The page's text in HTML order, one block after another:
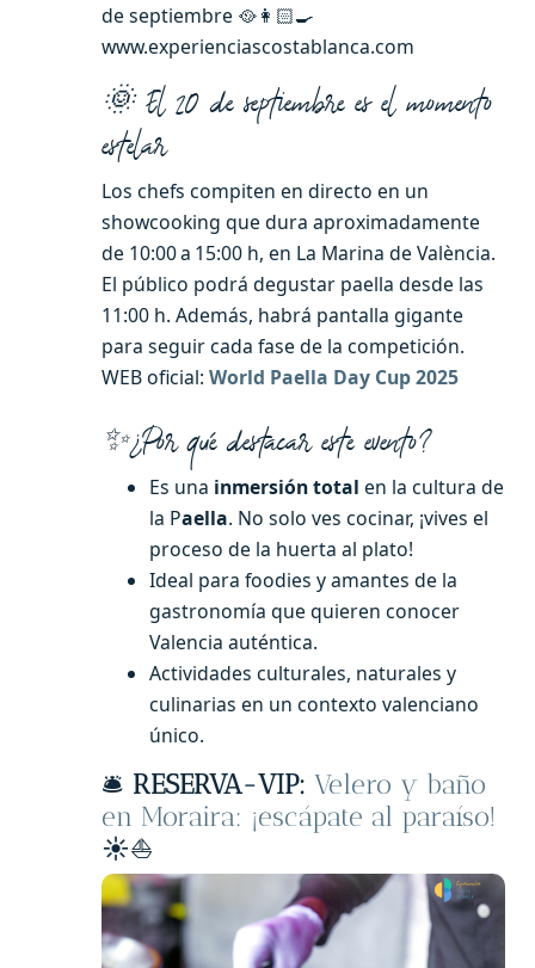
de septiembre 🥘👩🏻‍🍳
www.experienciascostablanca.com
🌞 El 20 de septiembre es el momento
estelar
Los chefs compiten en directo en un
showcooking que dura aproximadamente
de 10:00 a 15:00 h, en La Marina de València.
El público podrá degustar paella desde las
11:00 h. Además, habrá pantalla gigante
para seguir cada fase de la competición.
WEB oficial: World Paella Day Cup 2025
✨¿Por qué destacar este evento?
Es una inmersión total en la cultura de
la Paella. No solo ves cocinar, ¡vives el
proceso de la huerta al plato!
Ideal para foodies y amantes de la
gastronomía que quieren conocer
Valencia auténtica.
Actividades culturales, naturales y
culinarias en un contexto valenciano
único.
🛎️ RESERVA-VIP: Velero y baño
en Moraira: ¡escápate al paraíso!
☀️⛵️